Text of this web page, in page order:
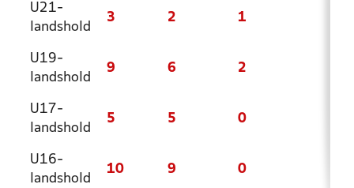
U21-
landshold
3 2 1
U19-
landshold
9 6 2
U17-
landshold
5 5 0
U16-
landshold
10 9 0